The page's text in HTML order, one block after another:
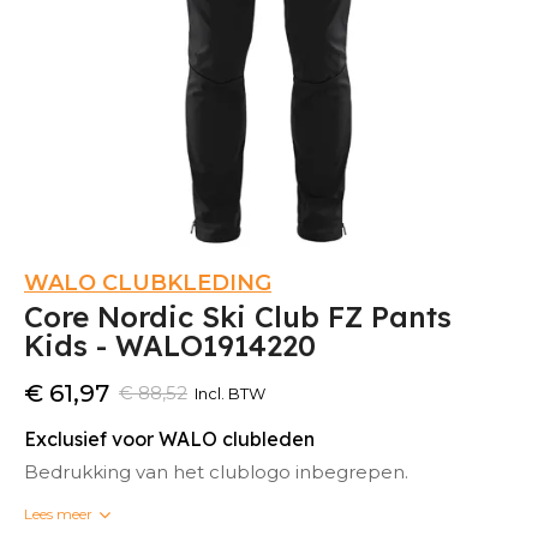
WALO CLUBKLEDING
Core Nordic Ski Club FZ Pants
Kids - WALO1914220
€ 88,52
€ 61,97 Incl. BTW
Exclusief voor WALO clubleden
Bedrukking van het clublogo inbegrepen.
Bedrukte clubkleding kan niet omgeruild worden.
Lees meer